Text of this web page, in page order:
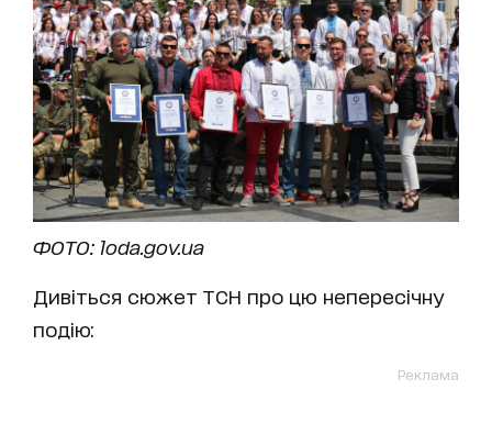
ФОТО: loda.gov.ua
Дивіться сюжет ТСН про цю непересічну
подію:
Реклама